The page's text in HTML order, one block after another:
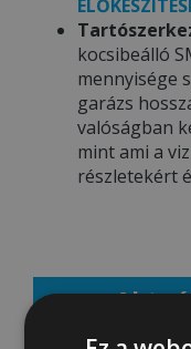
kocsibeálló
mennyisége
garázs
valóságban
mint ami a
részletekért